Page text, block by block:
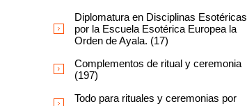
Diplomatura en Disciplinas Esotéricas
por la Escuela Esotérica Europea la
Orden de Ayala. (17)
Complementos de ritual y ceremonia
(197)
Todo para rituales y ceremonias por